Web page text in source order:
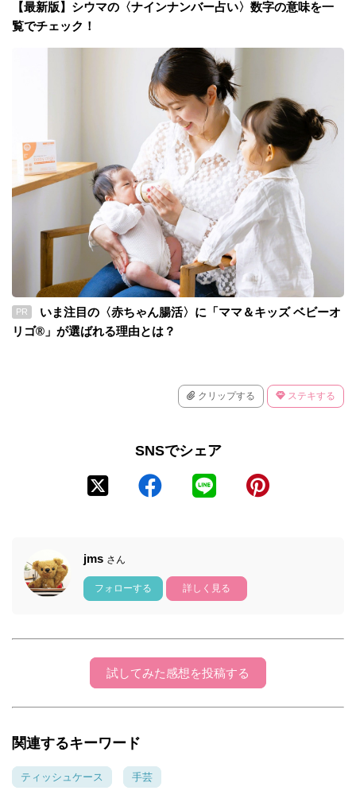
【最新版】シウマの〈ナインナンバー占い〉数字の意味を一
覧でチェック！
PR
いま注目の〈赤ちゃん腸活〉に「ママ＆キッズ ベビーオ
リゴ®」が選ばれる理由とは？
クリップする ステキする
SNSでシェア
jms さん
フォローする 詳しく見る
試してみた感想を投稿する
関連するキーワード
ティッシュケース 手芸